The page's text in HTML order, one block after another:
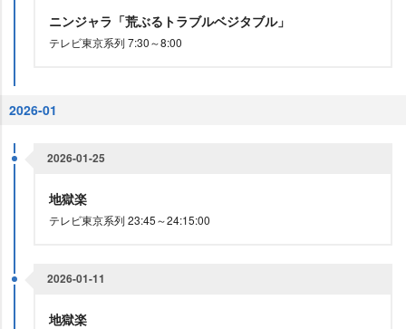
ニンジャラ「荒ぶるトラブルベジタブル」
テレビ東京系列 7:30～8:00
2026-01
2026-01-25
地獄楽
テレビ東京系列 23:45～24:15:00
2026-01-11
地獄楽